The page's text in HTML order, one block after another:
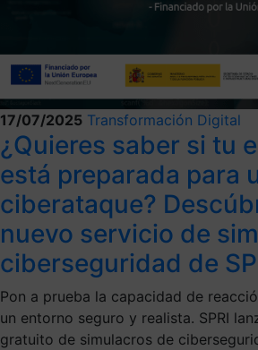
17/07/2025 Transformación Digital
¿Quieres saber si tu
está preparada para
ciberataque?
nuevo servicio de
ciberseguridad de
Pon a prueba la capacidad de
un entorno seguro y realista. SPRI
gratuito de simulacros de